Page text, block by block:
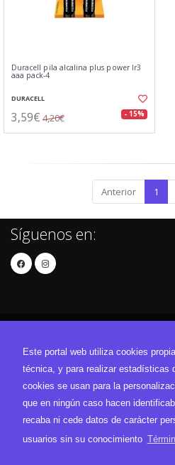
Este portal web utiliza cookies
técnica, y para realizar estadísticas
cookies se usan para la
que en ningún caso hacen
recaba ni cede datos de carácter
usuarios sin su conocimiento
Duracell pila alcalina plus power lr3
aaa pack-4
DURACELL
3,59€ 4,20€ - 15%
Anterior 1
Síguenos en:
Contacto Aviso
Política de envíos
Política de